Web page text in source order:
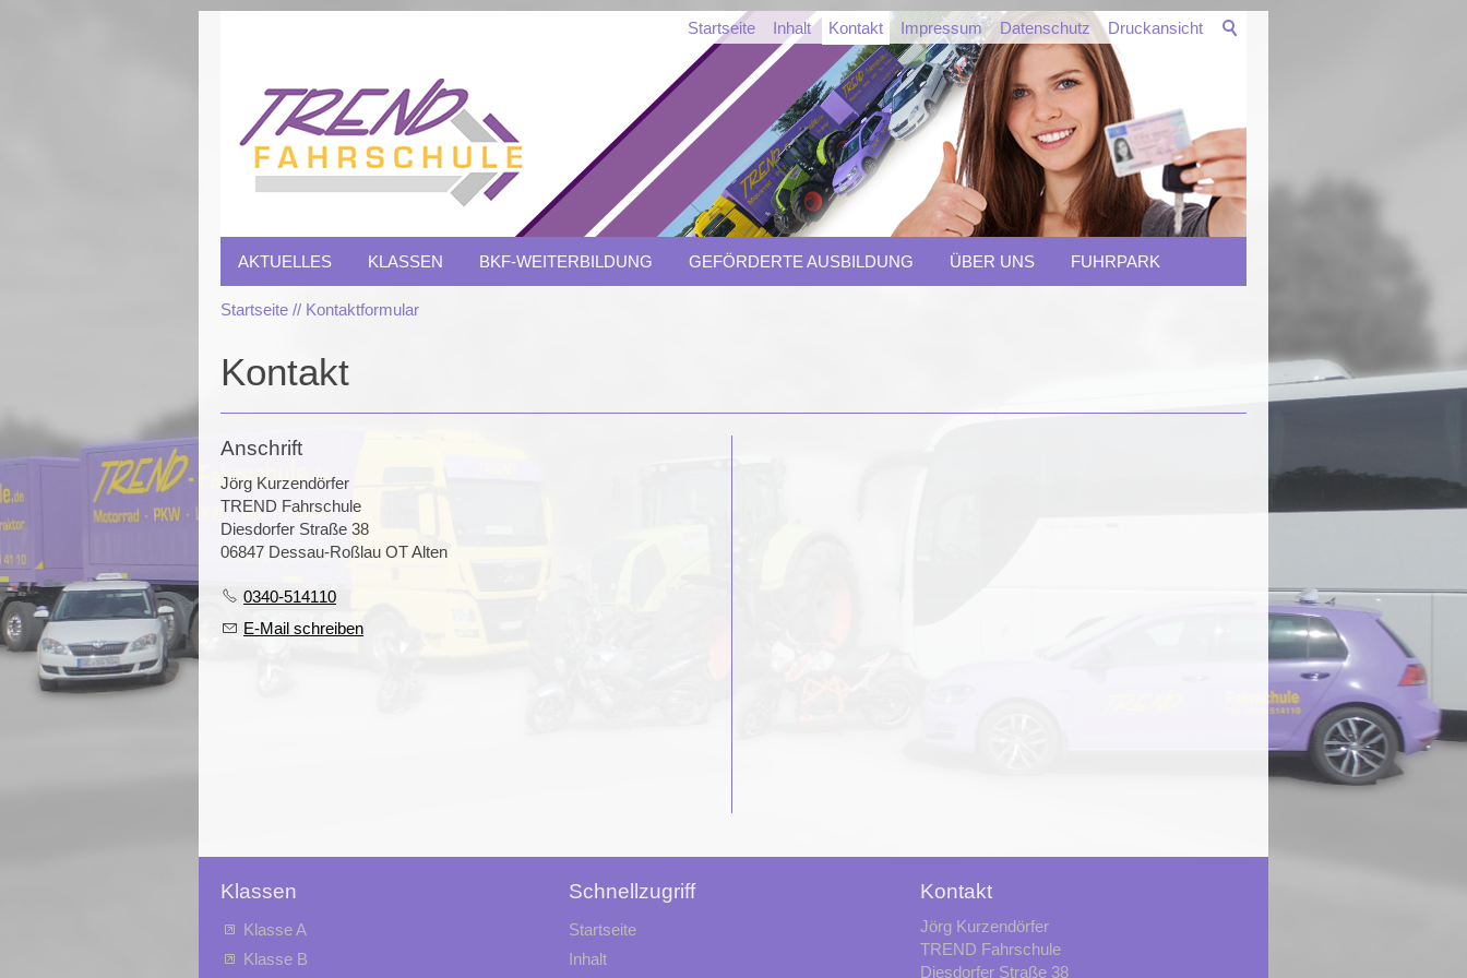
Startseite Inhalt Kontakt Impressum Datenschutz Druckansicht
AKTUELLES KLASSEN BKF-WEITERBILDUNG GEFÖRDERTE AUSBILDUNG ÜBER UNS FUHRPARK
Startseite Kontaktformular
Kontakt
Anschrift
Jörg Kurzendörfer
TREND Fahrschule
Diesdorfer Straße 38
06847 Dessau-Roßlau OT Alten
0340-514110
E-Mail schreiben
Klassen
Klasse A
Klasse B
Schnellzugriff
Startseite
Inhalt
Kontakt
Jörg Kurzendörfer
TREND Fahrschule
Diesdorfer Straße 38